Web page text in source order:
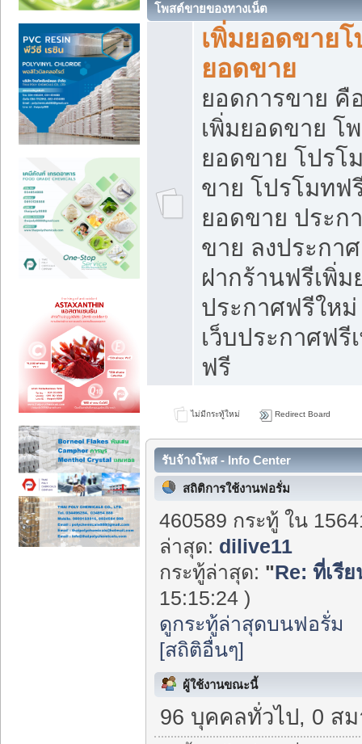
โพสต์ขายของทางเน็ต
เพิ่มยอดขาย
ยอดขาย
ยอดการขาย คื
เพิ่มยอดขาย โ
ยอดขาย โปรโ
ขาย โปรโมทฟ
ยอดขาย ประก
ขาย ลงประกา
ฝากร้านฟรีเพิ่ม
ประกาศฟรีให
เว็บประกาศฟรี
ฟรี
ไม่มีกระทู้ใหม่ Redirect Board
รับจ้างโพส - Info Center
สถิติการใช้งานฟอรั่ม
460589 กระทู้ ใน
ล่าสุด: dilive11
กระทู้ล่าสุด: "Re: ที่เรี
15:15:24 )
ดูกระทู้ล่าสุดบนฟอรั่ม
[สถิติอื่นๆ]
ผู้ใช้งานขณะนี้
96 บุคคลทั่วไป, 0 ส